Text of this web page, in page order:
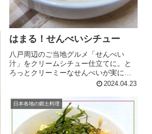
はまる！せんべいシチュー
八戸周辺のご当地グルメ「せんべい
汁」をクリームシチュー仕立てに。と
ろっとクリーミーなせんべいが実に美
味♪お好みの具材を使い、市販のルウで
レシピ） 指定なし 指定なし 材料南部せ
んべいたまねぎにんじんじゃ...
2024.04.23
日本各地の郷土料理